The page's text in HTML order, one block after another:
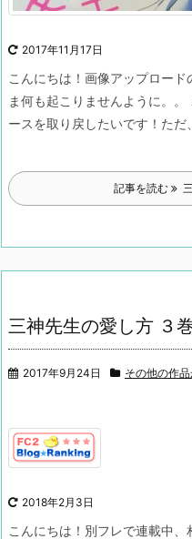
2017年11月17日
こんにちは！ 画像アップロード
ま何も起こりませんように。。
ースを取り戻したいです！ ただ
記事を読む 三
三神先生の愛し方 ３
2017年9月24日 その他の作品
2018年2月3日
こんにちは！ 別フレで連載中、